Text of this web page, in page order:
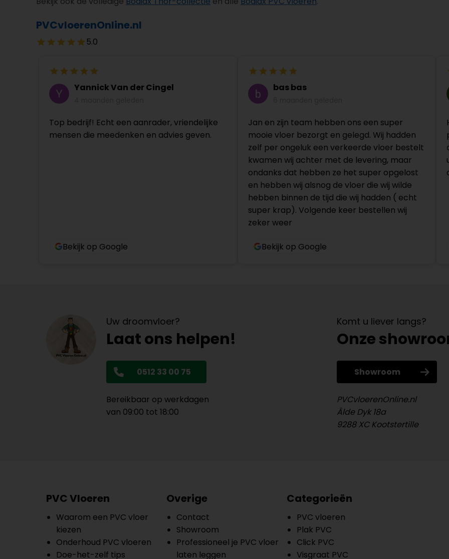
PVCvloerenOnline.nl
5.0
Yannick Van der Cingel
Top bedrijf! Echt een aanrader, vriendelijke
mensen die meedenken en advies geven.
Bekijk op Google
bas bas
Jan en zijn team hebben ons een super
mooie vloer bezorgt en gelegd. Wij hadden
zelf per ongeluk een verkeerde vloer bestelt
kwamen wij achter met de levering, maar
ondanks dat hebben ze het super opgelost
en hebben wij alsnog de vloer die wij wilde
hebben binnen de tijd die wij hadden ( echt
super krap). Volgende keer bestellen wij
zeker weer
Bekijk op Google
Uw droomvloer?
Laat ons helpen!
0512 33 00 75
Bereikbaar op werkdagen
van 09:00 tot 18:00
Komt u liever langs?
Onze
Showroom
PVCvloerenOnline.nl
Âlde Dyk 18a
9288 XC Kootstertille
PVC Vloeren
Waarom een PVC vloer
kiezen
Onderhoud PVC vloeren
Doe-het-zelf tips
Overige
Contact
Showroom
Professioneel je PVC vloer
laten leggen
Categorieën
PVC vloeren
Plak PVC
Click PVC
Visgraat PVC